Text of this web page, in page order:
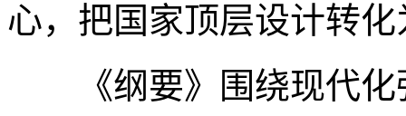
心，把国家顶层设计转
《纲要》围绕现代化